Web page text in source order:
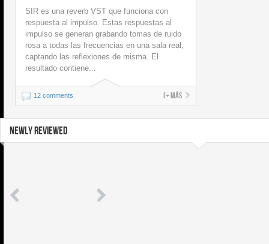
SIR es una reverb VST que funciona con
respuesta al impulso. Estas respuestas al
impulso se generan grabando tomas de ruido
rosa a todas las frecuencias en una sala real,
captando las reflexiones de misma. El
resultado contiene...
12 comments (+ más
NEWLY REVIEWED